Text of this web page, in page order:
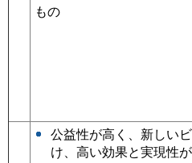
もの
公益性が高く、新しい
け、高い効果と実現性